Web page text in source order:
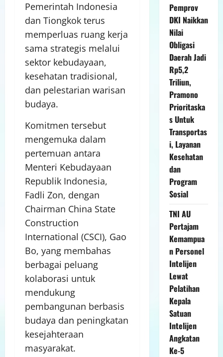
Pemerintah Indonesia
dan Tiongkok terus
memperluas ruang kerja
sama strategis melalui
sektor kebudayaan,
kesehatan tradisional,
dan pelestarian warisan
budaya.
Komitmen tersebut
mengemuka dalam
pertemuan antara
Menteri Kebudayaan
Republik Indonesia,
Fadli Zon, dengan
Chairman China State
Construction
International (CSCI), Gao
Bo, yang membahas
berbagai peluang
kolaborasi untuk
mendukung
pembangunan berbasis
budaya dan peningkatan
kesejahteraan
masyarakat.
Pemprov
DKI Naikkan
Nilai
Obligasi
Daerah Jadi
Rp5,2
Triliun,
Pramono
Prioritaska
s Untuk
Transportas
i, Layanan
Kesehatan
dan
Program
Sosial
TNI AU
Pertajam
Kemampua
n Personel
Intelijen
Lewat
Pelatihan
Kepala
Satuan
Intelijen
Angkatan
Ke-5